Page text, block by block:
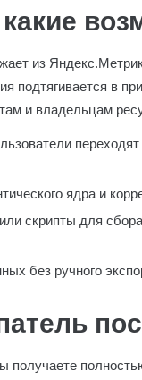
из
подтягивается в
и владельцам
ядра и
скрипты для
без ручного
получаете